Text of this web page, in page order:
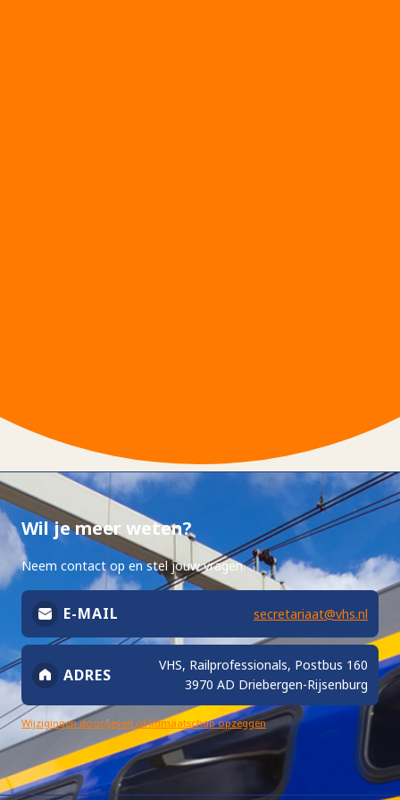
Wil je meer weten?
Neem contact op en stel jouw vragen.
E-MAIL secretariaat@vhs.nl
ADRES
VHS, Railprofessionals, Postbus 160
3970 AD Driebergen-Rijsenburg
Wijzigingen doorgeven of lidmaatschap opzeggen